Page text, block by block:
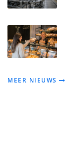
MEER NIEUWS